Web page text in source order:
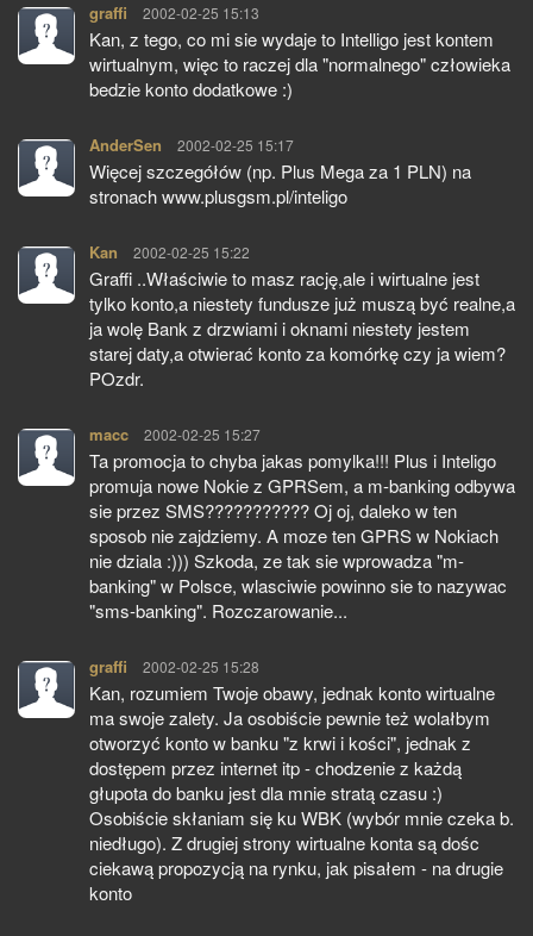
graffi pisze:
2002-02-25 15:13
Kan, z tego, co mi sie wydaje to Intelligo jest kontem
wirtualnym, więc to raczej dla "normalnego" człowieka
bedzie konto dodatkowe :)
AnderSen pisze:
2002-02-25 15:17
Więcej szczegółów (np. Plus Mega za 1 PLN) na
stronach www.plusgsm.pl/inteligo
Kan pisze:
2002-02-25 15:22
Graffi ..Właściwie to masz rację,ale i wirtualne jest
tylko konto,a niestety fundusze już muszą być realne,a
ja wolę Bank z drzwiami i oknami niestety jestem
starej daty,a otwierać konto za komórkę czy ja wiem?
POzdr.
macc pisze:
2002-02-25 15:27
Ta promocja to chyba jakas pomylka!!! Plus i Inteligo
promuja nowe Nokie z GPRSem, a m-banking odbywa
sie przez SMS??????????? Oj oj, daleko w ten
sposob nie zajdziemy. A moze ten GPRS w Nokiach
nie dziala :))) Szkoda, ze tak sie wprowadza "m-
banking" w Polsce, wlasciwie powinno sie to nazywac
"sms-banking". Rozczarowanie...
graffi pisze:
2002-02-25 15:28
Kan, rozumiem Twoje obawy, jednak konto wirtualne
ma swoje zalety. Ja osobiście pewnie też wolałbym
otworzyć konto w banku "z krwi i kości", jednak z
dostępem przez internet itp - chodzenie z każdą
głupota do banku jest dla mnie stratą czasu :)
Osobiście skłaniam się ku WBK (wybór mnie czeka b.
niedługo). Z drugiej strony wirtualne konta są dośc
ciekawą propozycją na rynku, jak pisałem - na drugie
konto